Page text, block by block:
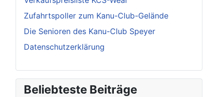
Zufahrtspoller zum Kanu-Club-Gelände
Die Senioren des Kanu-Club Speyer
Datenschutzerklärung
Beliebteste Beiträge